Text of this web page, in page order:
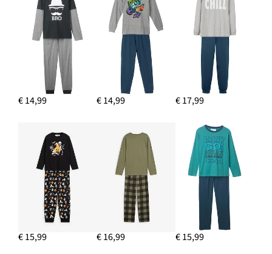
€ 14,99 € 14,99 € 17,99
€ 15,99 € 16,99 € 15,99